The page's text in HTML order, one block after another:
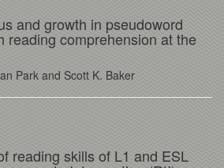
and growth in pseudoword
reading comprehension at the
Park and Scott K. Baker
reading skills of L1 and ESL